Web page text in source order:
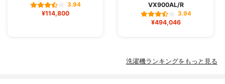
3.94
¥114,800
VX900AL/R
3.94
¥494,046
洗濯機ランキングをもっと見る